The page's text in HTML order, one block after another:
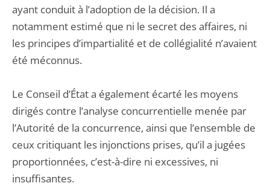
ayant conduit à l’adoption de la décision. Il a
notamment estimé que ni le secret des affaires, ni
les principes d’impartialité et de collégialité n’avaient
été méconnus.
Le Conseil d’État a également écarté les moyens
dirigés contre l’analyse concurrentielle menée par
l’Autorité de la concurrence, ainsi que l’ensemble de
ceux critiquant les injonctions prises, qu’il a jugées
proportionnées, c’est-à-dire ni excessives, ni
insuffisantes.